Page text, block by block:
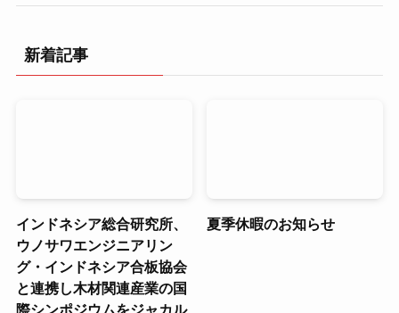
新着記事
インドネシア総合研究所、
ウノサワエンジニアリン
グ・インドネシア合板協会
と連携し木材関連産業の国
際シンポジウムをジャカル
夏季休暇のお知らせ